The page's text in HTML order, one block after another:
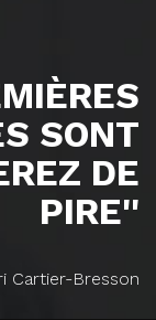
SONT
DE
PIRE''
Cartier-Bresson